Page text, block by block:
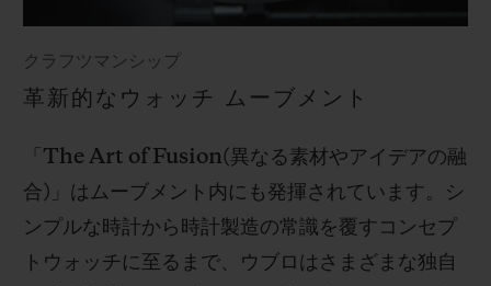
クラフツマンシップ
革新的なウォッチ ムーブメント
The Art of Fusion(異なる素材やアイデアの融
合) 」はムーブメント内にも発揮されています。シ
ンプルな時計から時計製造の常識を覆すコンセプ
トウォッチに至るまで、ウブロはさまざまな独自